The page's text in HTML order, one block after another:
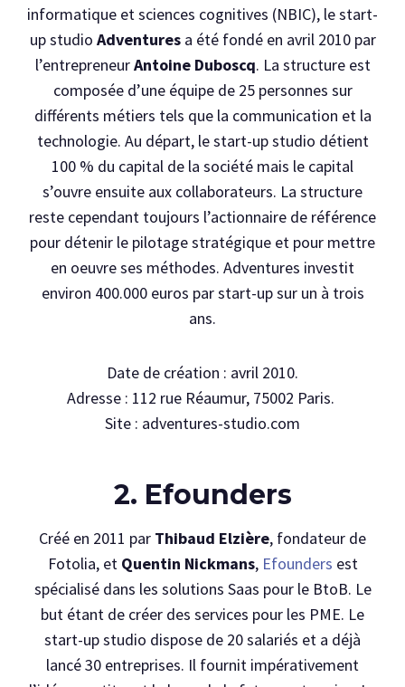
informatique et sciences cognitives (NBIC), le start-
up studio Adventures a été fondé en avril 2010 par
l’entrepreneurAntoine Duboscq. La structure est
composée d’une équipe de 25 personnes sur
différents métiers tels que la communication et la
technologie. Au départ, le start-up studio détient
100 % du capital de la société mais le capital
s’ouvre ensuite aux collaborateurs. La structure
reste cependant toujours l’actionnaire de référence
pour détenir le pilotage stratégique et pour mettre
en oeuvre ses méthodes. Adventures investit
environ 400.000 euros par start-up sur un à trois
ans.
Date de création : avril 2010.
Adresse : 112 rue Réaumur, 75002 Paris.
Site : adventures-studio.com
2. Efounders
Créé en 2011 par Thibaud Elzière, fondateur de
Fotolia, et Quentin Nickmans, Efounders est
spécialisé dans les solutions Saas pour le BtoB. Le
but étant de créer des services pour les PME. Le
start-up studio dispose de 20 salariés et a déjà
lancé 30 entreprises. Il fournit impérativement